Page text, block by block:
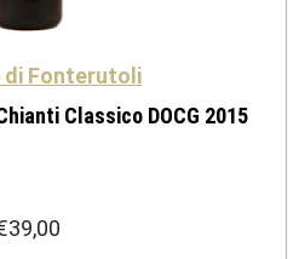
di Fonterutoli
Classico DOCG 2015
39,00